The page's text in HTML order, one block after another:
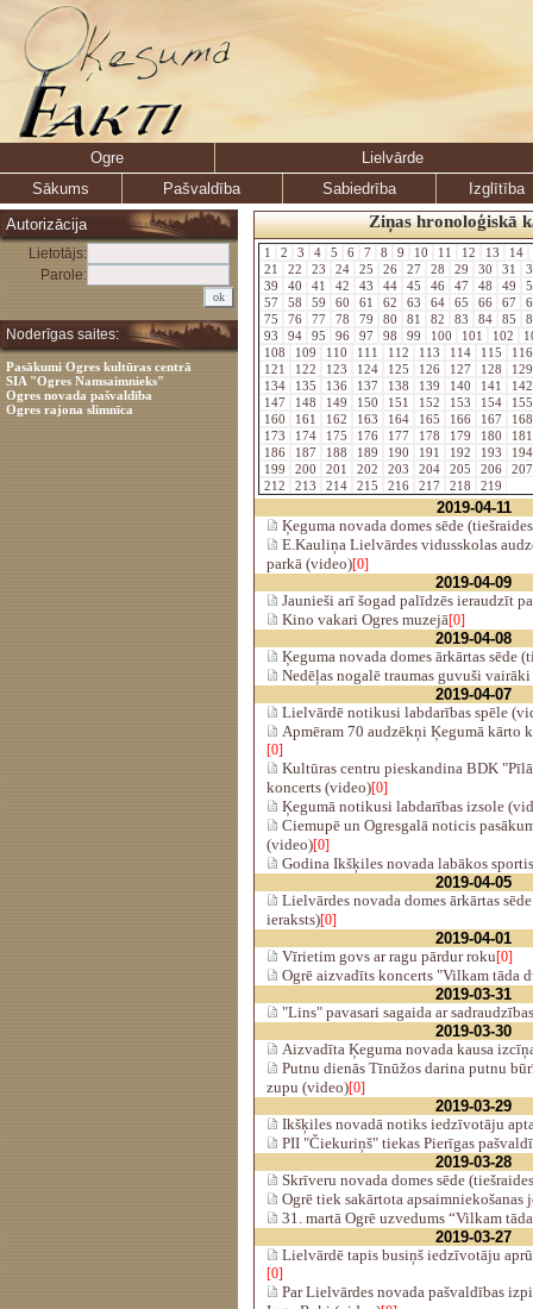
Ogre
Lielvārde
Sākums
Pašvaldība Sabiedrība
Izglītība
Autorizācija
Lietotājs:
Parole:
Noderīgas saites:
Pasākumi Ogres kultūras centrā
SIA "Ogres Namsaimnieks"
Ogres novada pašvaldība
Ogres rajona slimnīca
Ziņas hronoloģiskā
1 2 3 4 5 6 7 8 9 10 11 12 13 14
21
22 23 24 25 26 27 28 29 30 31
39
40 41 42 43 44 45 46 47 48 49
57
58 59 60 61 62 63 64 65 66 67
75
76 77 78 79 80 81 82 83 84 85
93
94 95 96 97 98 99 100 101 102
108
109 110 111 112 113 114 115
121
122 123 124 125 126 127 128
134
135 136 137 138 139 140 141
147
148 149 150 151 152 153 154
160
161 162 163 164 165 166 167
173
174 175 176 177 178 179 180
186
187 188 189 190 191 192 193
199
200 201 202 203 204 205 206
212
213 214 215 216 217 218 219
2019-04-11
Ķeguma novada domes sēde
E.Kauliņa Lielvārdes vidusskolas
parkā (video)[0]
2019-04-09
Jaunieši arī šogad palīdzēs ieraudzīt
Kino vakari Ogres muzejā[0]
2019-04-08
Ķeguma novada domes ārkārtas sēde
Nedēļas nogalē traumas guvuši
2019-04-07
Lielvārdē notikusi labdarības spēle
Apmēram 70 audzēkņi Ķegumā kārto
[0]
Kultūras centru pieskandina BDK
koncerts (video)[0]
Ķegumā notikusi labdarības izsole
Ciemupē un Ogresgalā noticis
(video)[0]
Godina Ikšķiles novada labākos
2019-04-05
Lielvārdes novada domes ārkārtas
ieraksts)[0]
2019-04-01
Vīrietim govs ar ragu pārdur roku[0]
Ogrē aizvadīts koncerts "Vilkam tāda
2019-03-31
"Lins" pavasari sagaida ar
2019-03-30
Aizvadīta Ķeguma novada kausa
Putnu dienās Tīnūžos darina putnu
zupu (video)[0]
2019-03-29
Ikšķiles novadā notiks iedzīvotāju
PII "Čiekuriņš" tiekas Pierīgas
2019-03-28
Skrīveru novada domes sēde
Ogrē tiek sakārtota apsaimniekošanas
31. martā Ogrē uzvedums “Vilkam
2019-03-27
Lielvārdē tapis busiņš iedzīvotāju
[0]
Par Lielvārdes novada pašvaldības